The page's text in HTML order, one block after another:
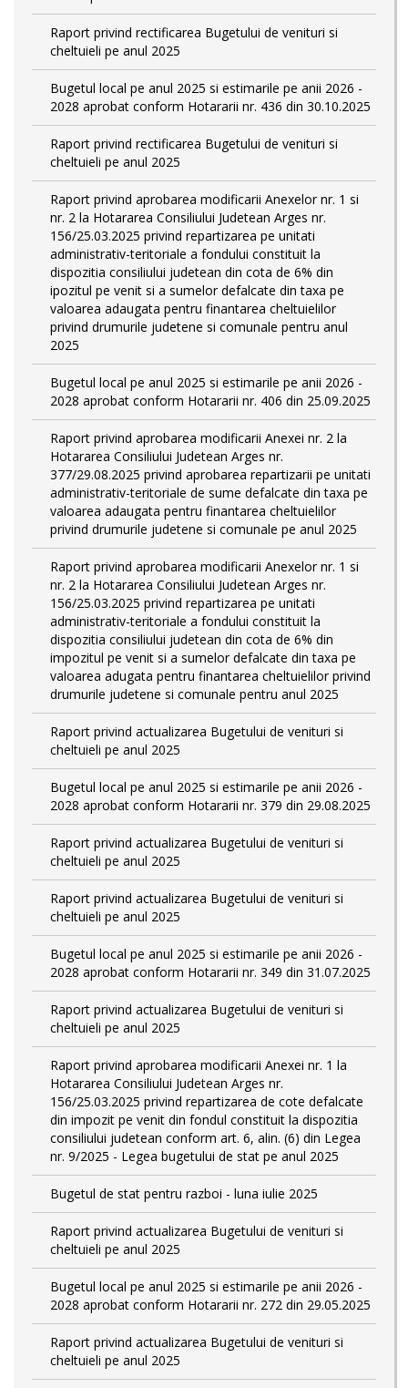
Raport privind rectificarea Bugetului de venituri si
cheltuieli pe anul 2025
Bugetul local pe anul 2025 si estimarile pe anii 2026 -
2028 aprobat conform Hotararii nr. 436 din 30.10.2025
Raport privind rectificarea Bugetului de venituri si
cheltuieli pe anul 2025
Raport privind aprobarea modificarii Anexelor nr. 1 si
nr. 2 la Hotararea Consiliului Judetean Arges nr.
156/25.03.2025 privind repartizarea pe unitati
administrativ-teritoriale a fondului constituit la
dispozitia consiliului judetean din cota de 6% din
ipozitul pe venit si a sumelor defalcate din taxa pe
valoarea adaugata pentru finantarea cheltuielilor
privind drumurile judetene si comunale pentru anul
2025
Bugetul local pe anul 2025 si estimarile pe anii 2026 -
2028 aprobat conform Hotararii nr. 406 din 25.09.2025
Raport privind aprobarea modificarii Anexei nr. 2 la
Hotararea Consiliului Judetean Arges nr.
377/29.08.2025 privind aprobarea repartizarii pe unitati
administrativ-teritoriale de sume defalcate din taxa pe
valoarea adaugata pentru finantarea cheltuielilor
privind drumurile judetene si comunale pe anul 2025
Raport privind aprobarea modificarii Anexelor nr. 1 si
nr. 2 la Hotararea Consiliului Judetean Arges nr.
156/25.03.2025 privind repartizarea pe unitati
administrativ-teritoriale a fondului constituit la
dispozitia consiliului judetean din cota de 6% din
impozitul pe venit si a sumelor defalcate din taxa pe
valoarea adugata pentru finantarea cheltuielilor privind
drumurile judetene si comunale pentru anul 2025
Raport privind actualizarea Bugetului de venituri si
cheltuieli pe anul 2025
Bugetul local pe anul 2025 si estimarile pe anii 2026 -
2028 aprobat conform Hotararii nr. 379 din 29.08.2025
Raport privind actualizarea Bugetului de venituri si
cheltuieli pe anul 2025
Raport privind actualizarea Bugetului de venituri si
cheltuieli pe anul 2025
Bugetul local pe anul 2025 si estimarile pe anii 2026 -
2028 aprobat conform Hotararii nr. 349 din 31.07.2025
Raport privind actualizarea Bugetului de venituri si
cheltuieli pe anul 2025
Raport privind aprobarea modificarii Anexei nr. 1 la
Hotararea Consiliului Judetean Arges nr.
156/25.03.2025 privind repartizarea de cote defalcate
din impozit pe venit din fondul constituit la dispozitia
consiliului judetean conform art. 6, alin. (6) din Legea
nr. 9/2025 - Legea bugetului de stat pe anul 2025
Bugetul de stat pentru razboi - luna iulie 2025
Raport privind actualizarea Bugetului de venituri si
cheltuieli pe anul 2025
Bugetul local pe anul 2025 si estimarile pe anii 2026 -
2028 aprobat conform Hotararii nr. 272 din 29.05.2025
Raport privind actualizarea Bugetului de venituri si
cheltuieli pe anul 2025